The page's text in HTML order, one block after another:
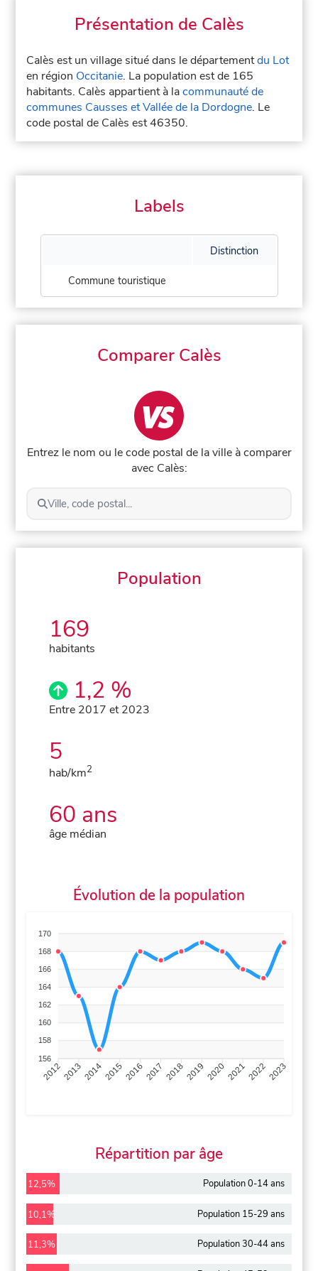
Présentation de Calès
Calès est un village situé dans le départementdu Lot
en région Occitanie. La population est de 165
habitants. Calès appartient à lacommunauté de
communes Causses et Vallée de la Dordogne. Le
code postal de Calès est 46350.
Labels
Distinction
Commune touristique
Comparer Calès
Entrez le nom ou le code postal de la ville à comparer
avec Calès:
Ville, code postal...
Population
169
habitants
1,2 %
Entre 2017 et 2023
5
hab/km2
60 ans
âge médian
Évolution de la population
170
168
166
164
162
160
158
156
201220132014201520162017 20182019 2020202120222023
Répartition par âge
12,5% Population 0-14 ans
10,1% Population 15-29 ans
11,3% Population 30-44 ans